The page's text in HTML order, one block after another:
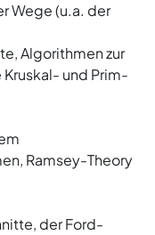
Wege (u.a. der
Algorithmen zur
und Prim-
Ramsey-Theory
der Ford-